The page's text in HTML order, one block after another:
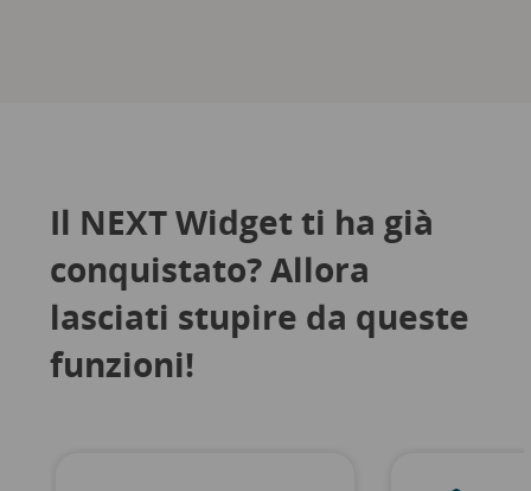
Il NEXT Widget ti ha già
conquistato? Allora
lasciati stupire da queste
funzioni!